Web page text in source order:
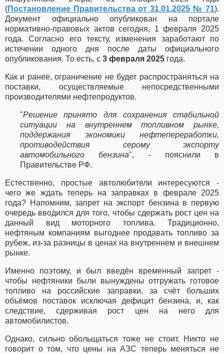
(Постановление Правительства от 31.01.2025 № 71).
Документ официально опубликован на портале
нормативно-правовых актов сегодня, 1 февраля 2025
года. Согласно его тексту, изменения заработают по
истечении одного дня после даты официального
опубликования. То есть, с 3 февраля 2025 года.
Как и ранее, ограничение не будет распространяться на
поставки, осуществляемые непосредственными
производителями нефтепродуктов.
"Решение принято для сохранения стабильной
ситуации на внутреннем топливном рынке,
поддержания экономики нефтепереработки,
противодействия серому экспорту
автомобильного бензина", - пояснили в
Правительстве РФ.
Естественно, простые автолюбители интересуются -
чего же ждать теперь на заправках в феврале 2025
года? Напомним, запрет на экспорт бензина в первую
очередь вводился для того, чтобы сдержать рост цен на
данный вид моторного топлива. Традиционно,
нефтяным компаниям выгоднее продавать топливо за
рубеж, из-за разницы в ценах на внутреннем и внешнем
рынке.
Именно поэтому, и был введён временный запрет -
чтобы нефтяники были вынуждены отгружать готовое
топливо на российские заправки, за счёт больших
объёмов поставок исключая дефицит бензина, и, как
следствие, сдерживая рост цен на него для
автомобилистов.
Однако, сильно обольщаться тоже не стоит. Никто не
говорит о том, что цены на АЗС теперь меняться не